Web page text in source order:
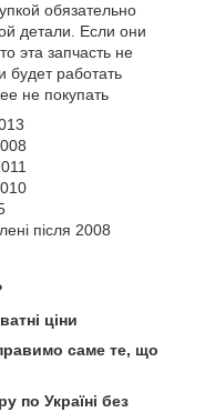
обязательно
детали. Если они
эта запчасть не
будет работать
не покупать
після 2008
ціни
саме те, що
по Україні без